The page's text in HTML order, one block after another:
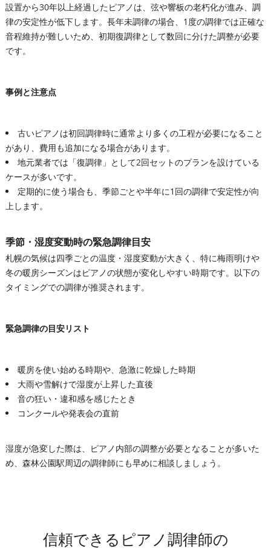
設置から30年以上経過したピアノは、弦や響板の老朽化が進み、調
律の安定性が低下します。長年未調律の場合、1度の調律では正確な
音程維持が難しいため、初期復調律として数回に分けた調整が必要
です。
事例と注意点
古いピアノは初回調律時に通常より多くの工程が必要になること
があり、費用も追加になる場合があります。
地元業者では「復調律」として2回セットのプランを設けている
ケースが多いです。
定期的に使う場合も、季節ごとや半年に1回の調律で安定性が向
上します。
季節・湿度変動時の緊急調律目安
札幌の気候は四季ごとの温度・湿度変動が大きく、特に梅雨明けや
冬の暖房シーズンはピアノの状態が変化しやすい時期です。以下の
タイミングでの調律が推奨されます。
緊急調律の目安リスト
暖房を使い始める時期や、急激に乾燥した時期
大雨や雪解けで湿度が上昇した直後
音の狂い・違和感を感じたとき
コンクールや発表会の直前
湿度が急変した際は、ピアノ内部の調整が必要となることが多いた
め、森林公園駅周辺の調律師にも早めに相談しましょう。
信頼できるピアノ調律師の